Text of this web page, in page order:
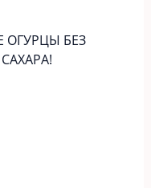
ОГУРЦЫ БЕЗ